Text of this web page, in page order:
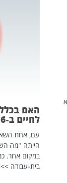
האם בכלל
לחיים ב-2026?
עם, אחת
הייתה "מה
במקום אחר.
בית-עבודה